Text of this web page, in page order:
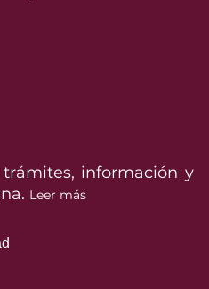
información y
Leer más